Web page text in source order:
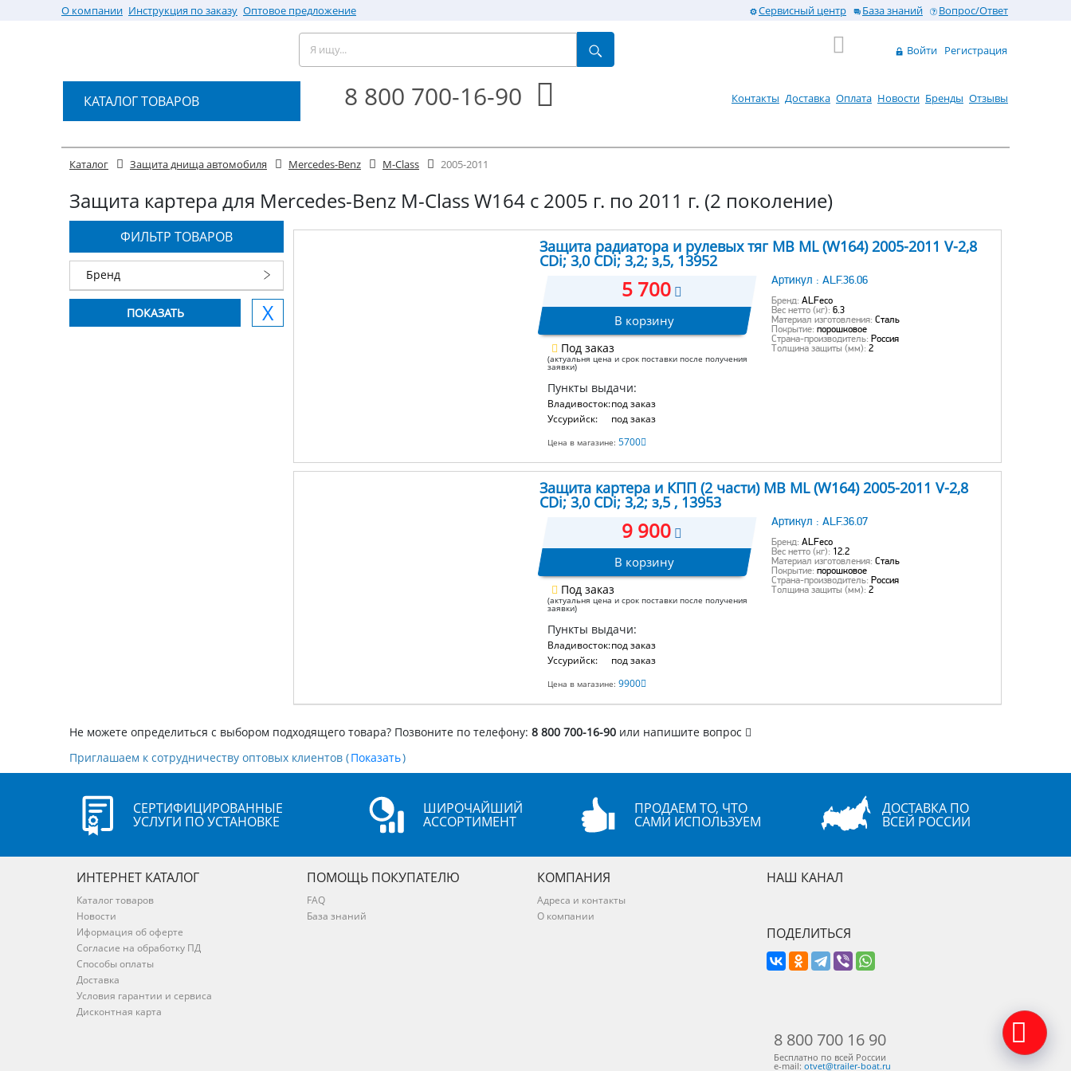
О компании Инструкция по заказу Оптовое предложение Сервисный центр База знаний Вопрос/Ответ
Войти Регистрация
КАТАЛОГ ТОВАРОВ 8 800 700-16-90 Контакты Доставка Оплата Новости Бренды Отзывы
Каталог Защита днища автомобиля Mercedes-Benz M-Class 2005-2011
Защита картера для Mercedes-Benz M-Class W164 с 2005 г. по 2011 г. (2 поколение)
ФИЛЬТР ТОВАРОВ
Бренд
Защита радиатора и рулевых тяг MB ML (W164) 2005-2011 V-2,8
CDi; 3,0 CDi; 3,2; з,5, 13952
5 700
В корзину
Под заказ
(актуальня цена и срок поставки после получения
заявки)
Пункты выдачи:
Владивосток:под заказ
Уссурийск:
под заказ
Цена в магазине: 5700
Артикул : ALF.36.06
Бренд: ALFeco
Вес нетто (кг): 6.3
Материал изготовления: Сталь
Покрытие: порошковое
Страна-производитель: Россия
Толщина защиты (мм): 2
Защита картера и КПП (2 части) MB ML (W164) 2005-2011 V-2,8
CDi; 3,0 CDi; 3,2; з,5 , 13953
9 900
В корзину
Под заказ
(актуальня цена и срок поставки после получения
заявки)
Пункты выдачи:
Владивосток:под заказ
Уссурийск:
под заказ
Цена в магазине: 9900
Артикул : ALF.36.07
Бренд: ALFeco
Вес нетто (кг): 12.2
Материал изготовления: Сталь
Покрытие: порошковое
Страна-производитель: Россия
Толщина защиты (мм): 2
Не можете определиться с выбором подходящего товара? Позвоните по телефону: 8 800 700-16-90 или напишите вопрос
Приглашаем к сотрудничеству оптовых клиентов (
)
СЕРТИФИЦИРОВАННЫЕ
УСЛУГИ ПО УСТАНОВКЕ
ШИРОЧАЙШИЙ
АССОРТИМЕНТ
ПРОДАЕМ ТО, ЧТО
САМИ ИСПОЛЬЗУЕМ
ДОСТАВКА ПО
ВСЕЙ РОССИИ
ИНТЕРНЕТ КАТАЛОГ
Каталог товаров
Новости
Иформация об оферте
Согласие на обработку ПД
Способы оплаты
Доставка
Условия гарантии и сервиса
Дисконтная карта
ПОМОЩЬ ПОКУПАТЕЛЮ
FAQ
База знаний
КОМПАНИЯ
Адреса и контакты
О компании
НАШ КАНАЛ
ПОДЕЛИТЬСЯ
8 800 700 16 90
Бесплатно по всей России
e-mail: otvet@trailer-boat.ru